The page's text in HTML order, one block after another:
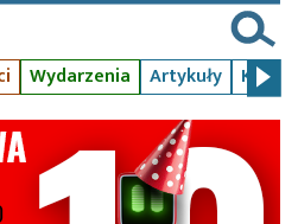
Wydarzenia Artykuły Kursy